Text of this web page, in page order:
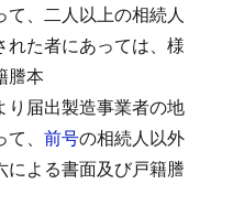
、二人以上の相続人
た者にあっては、様
謄本
り届出製造事業者の地
、 前号の相続人以外
よる書面及び戸籍謄